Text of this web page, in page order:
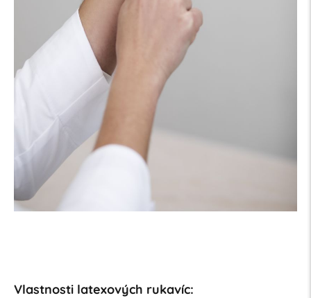
Vlastnosti latexových rukavíc: